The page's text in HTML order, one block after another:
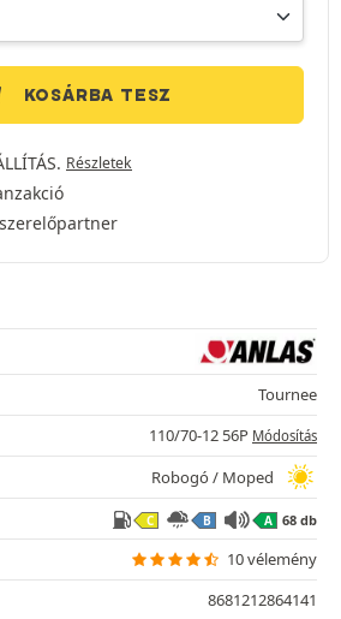
KOSÁRBA TESZ
Részletek
Tournee
110/70-12 56P Módosítás
Robogó / Moped
C B A 68 db
10 vélemény
8681212864141